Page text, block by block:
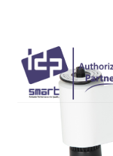
TOUR DE COU
BRACELET